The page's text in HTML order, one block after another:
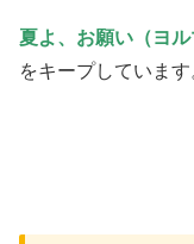
夏よ、お願い（ヨル
をキープしています